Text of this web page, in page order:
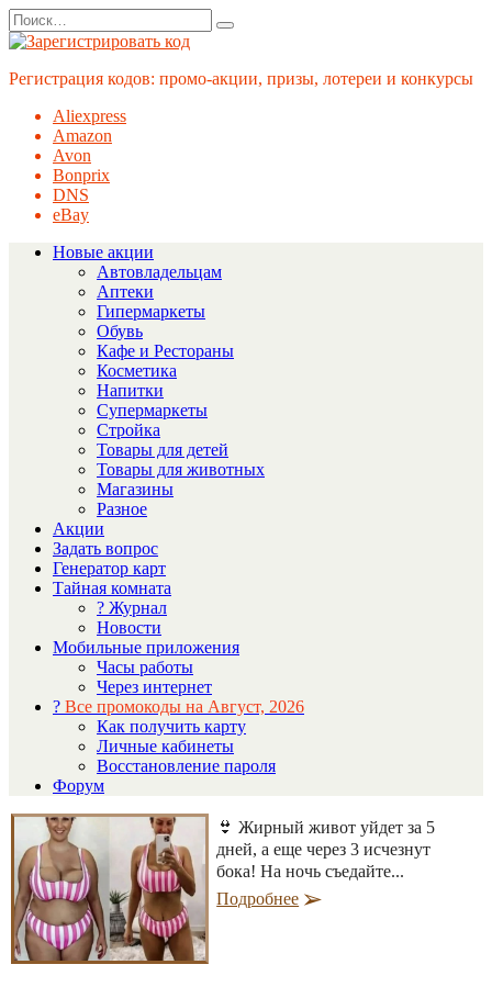
Перейти
к
содержанию
Search
for:
Регистрация кодов: промо-акции, призы, лотереи и конкурсы
Aliexpress
Amazon
Avon
Bonprix
DNS
eBay
Новые акции
Автовладельцам
Аптеки
Гипермаркеты
Обувь
Кафе и Рестораны
Косметика
Напитки
Супермаркеты
Стройка
Товары для детей
Товары для животных
Магазины
Разное
Акции
Задать вопрос
Генератор карт
Тайная комната
? Журнал
Новости
Мобильные приложения
Часы работы
Через интернет
? Все промокоды на Август, 2026
Как получить карту
Личные кабинеты
Восстановление пароля
Форум
👙 Жирный живот уйдет за 5
дней, а еще через 3 исчезнут
бока! На ночь съедайте...
Подробнее